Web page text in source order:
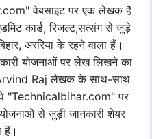
वेबसाइट पर एक लेखक हैं
कार्ड, रिजल्ट,सत्संग से जुड़े
अररिया के रहने वाला हैं।
योजनाओं पर लेख लिखने का
Raj लेखक के साथ-साथ
"Technicalbihar.com" पर
से जुड़ी जानकारी शेयर
हैं।